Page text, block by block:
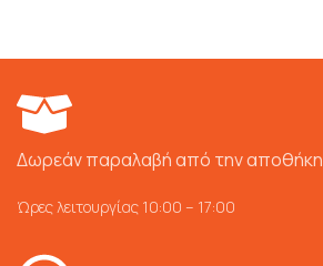
Δωρεάν παραλαβή από την αποθήκη
Ώρες λειτουργίας 10:00 – 17:00